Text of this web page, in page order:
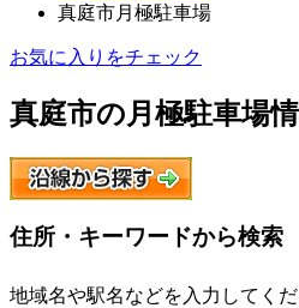
真庭市月極駐車場
お気に入りをチェック
真庭市の月極駐車場
住所・キーワードから検索
地域名や駅名などを入力してく